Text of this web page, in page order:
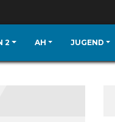
2 AH JUGEND